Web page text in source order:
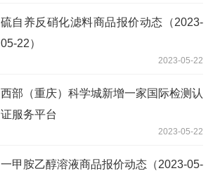
硫自养反硝化滤料商品报价动态（2023-
05-22）
2023-05-22
西部（重庆）科学城新增一家国际检测认
证服务平台
2023-05-22
一甲胺乙醇溶液商品报价动态（2023-05-